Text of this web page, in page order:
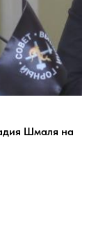
Шмаля на